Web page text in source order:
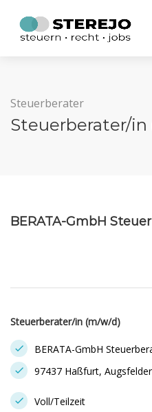
Steuerberater
Steuerberater/in
BERATA-GmbH
Steuerberater/in (m/w/d)
BERATA-GmbH
97437 Haßfurt,
Voll/Teilzeit